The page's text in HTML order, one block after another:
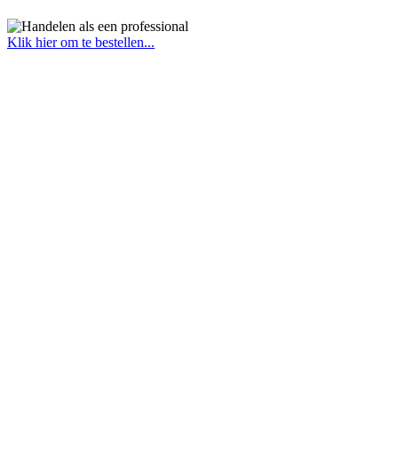
Klik hier om te bestellen...